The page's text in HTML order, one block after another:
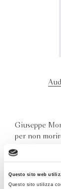
Questo sito web
Questo sito utilizza
Giuseppe
per non